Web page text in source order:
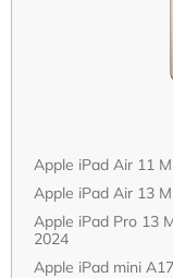
Apple iPad Air 11
Apple iPad Air 13
Apple iPad Pro 13
2024
Apple iPad mini